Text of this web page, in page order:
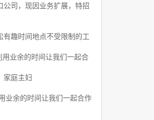
公司，现因业务扩展，特招
有趣时间地点不受限制的工
业余的时间让我们一起合
家庭主妇
业余的时间让我们一起合作